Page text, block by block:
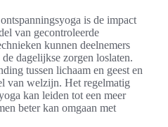
is de impact
van gecontroleerde
kunnen deelnemers
dagelijkse zorgen loslaten.
tussen lichaam en geest en
van welzijn. Het regelmatig
kan leiden tot een meer
beter kan omgaan met